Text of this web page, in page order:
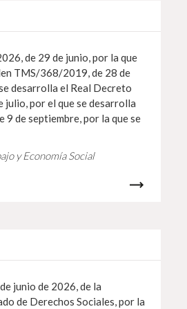
de 29 de junio, por la que
TMS/368/2019, de 28 de
desarrolla el Real Decreto
julio, por el que se desarrolla
9 de septiembre, por la que se
y Economía Social
junio de 2026, de la
de Derechos Sociales, por la